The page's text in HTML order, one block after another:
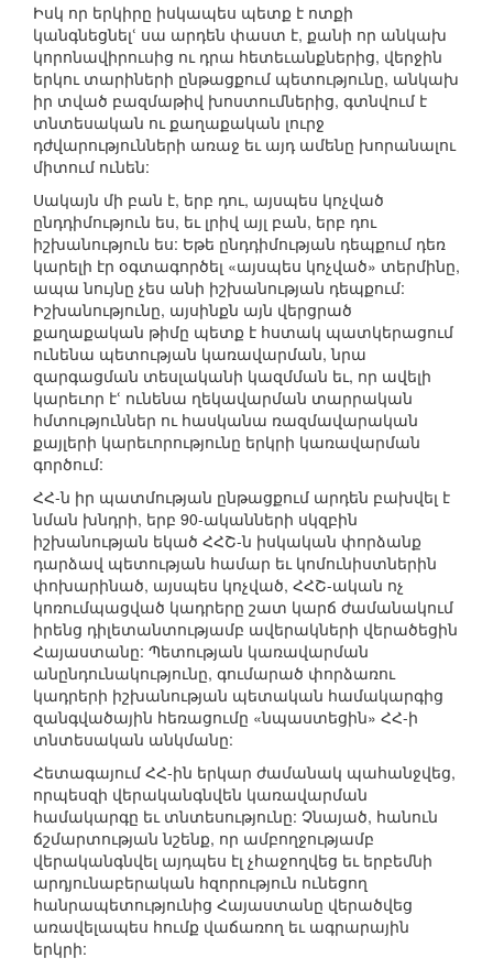
Իսկ որ երկիրը իսկապես պետք է ոտքի
կանգնեցնելՙ սա արդեն փաստ է, քանի որ անկախ
կորոնավիրուսից ու դրա հետեւանքներից, վերջին
երկու տարիների ընթացքում պետությունը, անկախ
իր տված բազմաթիվ խոստումներից, գտնվում է
տնտեսական ու քաղաքական լուրջ
դժվարությունների առաջ եւ այդ ամենը խորանալու
միտում ունեն:
Սակայն մի բան է, երբ դու, այսպես կոչված
ընդդիմություն ես, եւ լրիվ այլ բան, երբ դու
իշխանություն ես: Եթե ընդդիմության դեպքում դեռ
կարելի էր օգտագործել «այսպես կոչված» տերմինը,
ապա նույնը չես անի իշխանության դեպքում:
Իշխանությունը, այսինքն այն վերցրած
քաղաքական թիմը պետք է հստակ պատկերացում
ունենա պետության կառավարման, նրա
զարգացման տեսլականի կազմման եւ, որ ավելի
կարեւոր էՙ ունենա ղեկավարման տարրական
հմտություններ ու հասկանա ռազմավարական
քայլերի կարեւորությունը երկրի կառավարման
գործում:
ՀՀ-ն իր պատմության ընթացքում արդեն բախվել է
նման խնդրի, երբ 90-ականների սկզբին
իշխանության եկած ՀՀՇ-ն իսկական փորձանք
դարձավ պետության համար եւ կոմունիստներին
փոխարինած, այսպես կոչված, ՀՀՇ-ական ոչ
կոռումպացված կադրերը շատ կարճ ժամանակում
իրենց դիլետանտությամբ ավերակների վերածեցին
Հայաստանը: Պետության կառավարման
անընդունակությունը, գումարած փորձառու
կադրերի իշխանության պետական համակարգից
զանգվածային հեռացումը «նպաստեցին» ՀՀ-ի
տնտեսական անկմանը:
Հետագայում ՀՀ-ին երկար ժամանակ պահանջվեց,
որպեսզի վերականգնվեն կառավարման
համակարգը եւ տնտեսությունը: Չնայած, հանուն
ճշմարտության նշենք, որ ամբողջությամբ
վերականգնվել այդպես էլ չհաջողվեց եւ երբեմնի
արդյունաբերական հզորություն ունեցող
հանրապետությունից Հայաստանը վերածվեց
առավելապես հումք վաճառող եւ ագրարային
երկրի: